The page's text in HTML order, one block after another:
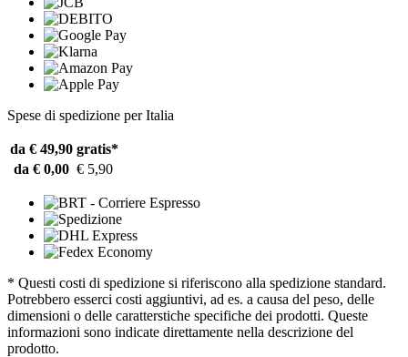
Spese di spedizione per Italia
da € 49,90 gratis*
da € 0,00 € 5,90
* Questi costi di spedizione si riferiscono alla spedizione standard.
Potrebbero esserci costi aggiuntivi, ad es. a causa del peso, delle
dimensioni o delle caratterstiche specifiche dei prodotti. Queste
informazioni sono indicate direttamente nella descrizione del
prodotto.